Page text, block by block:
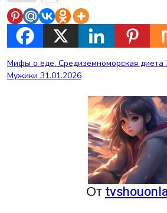
Навигация
по
Мифы о еде. Средиземноморская диета
Мужики 31.01.2026
От